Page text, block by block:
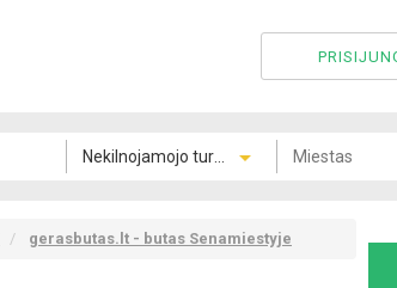
gerasbutas.lt - butas Senamiestyje